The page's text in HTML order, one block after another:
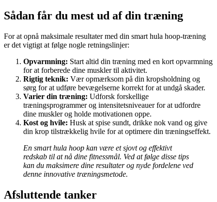
Sådan får du mest ud af din træning
For at opnå maksimale resultater med din smart hula hoop-træning
er det vigtigt at følge nogle retningslinjer:
Opvarmning: Start altid din træning med en kort opvarmning
for at forberede dine muskler til aktivitet.
Rigtig teknik: Vær opmærksom på din kropsholdning og
sørg for at udføre bevægelserne korrekt for at undgå skader.
Varier din træning: Udforsk forskellige
træningsprogrammer og intensitetsniveauer for at udfordre
dine muskler og holde motivationen oppe.
Kost og hvile: Husk at spise sundt, drikke nok vand og give
din krop tilstrækkelig hvile for at optimere din træningseffekt.
En smart hula hoop kan være et sjovt og effektivt
redskab til at nå dine fitnessmål. Ved at følge disse tips
kan du maksimere dine resultater og nyde fordelene ved
denne innovative træningsmetode.
Afsluttende tanker